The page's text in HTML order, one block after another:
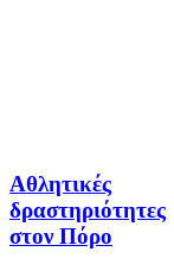
Αθλητικές
δραστηριότητες
στον Πόρο